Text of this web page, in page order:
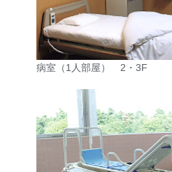
病室（1人部屋） 2・3F